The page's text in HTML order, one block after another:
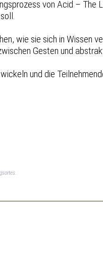
von Acid – The
wie sie sich in Wissen
Gesten und
und die